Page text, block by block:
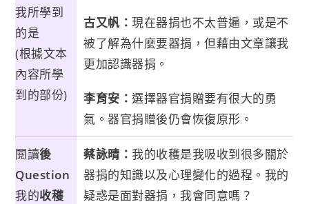
我所學到
的是
(根據文本
內容所學
到的部份)
古又帆：現在器捐也不太普遍，或是不
被了解為什麼要器捐，但藉由文章讓我
更加認識器捐。
李育安：選擇器官捐贈要有很大的勇
氣。器官捐贈後仍會恢復原形。
閱讀後
Question
我的收穫
蔡詠晴：我的收穫是我吸收到很多關於
器捐的知識以及心理變化的過程。我的
疑惑是面對器捐，我會同意嗎？